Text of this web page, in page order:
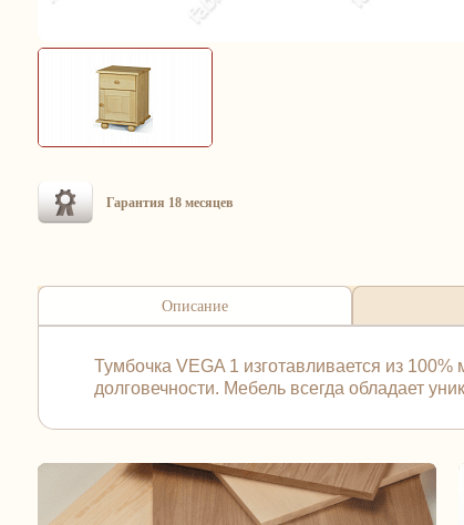
Гарантия 18 месяцев
Описание
Тумбочка VEGA 1 изготавливается из
долговечности. Мебель всегда обладает